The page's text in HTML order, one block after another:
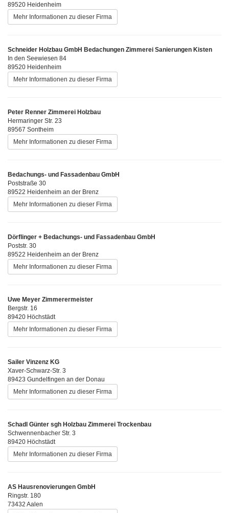
89520 Heidenheim
Mehr Informationen zu dieser Firma
Schneider Holzbau GmbH Bedachungen Zimmerei Sanierungen Kisten
In den Seewiesen 84
89520 Heidenheim
Mehr Informationen zu dieser Firma
Peter Renner Zimmerei Holzbau
Hermaringer Str. 23
89567 Sontheim
Mehr Informationen zu dieser Firma
Bedachungs- und Fassadenbau GmbH
Poststraße 30
89522 Heidenheim an der Brenz
Mehr Informationen zu dieser Firma
Dörflinger + Bedachungs- und Fassadenbau GmbH
Poststr. 30
89522 Heidenheim an der Brenz
Mehr Informationen zu dieser Firma
Uwe Meyer Zimmerermeister
Bergstr. 16
89420 Höchstädt
Mehr Informationen zu dieser Firma
Sailer Vinzenz KG
Xaver-Schwarz-Str. 3
89423 Gundelfingen an der Donau
Mehr Informationen zu dieser Firma
Schadl Günter sgh Holzbau Zimmerei Trockenbau
Schwennenbacher Str. 3
89420 Höchstädt
Mehr Informationen zu dieser Firma
AS Hausrenovierungen GmbH
Ringstr. 180
73432 Aalen